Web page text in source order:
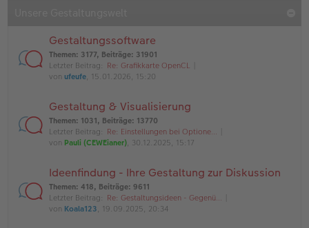
Gestaltungssoftware
Themen: 3177, Beiträge: 31901
Letzter Beitrag: Re: Grafikkarte OpenCL
von ufeufe, 15.01.2026, 15:20
Gestaltung & Visualisierung
Themen: 1031, Beiträge: 13770
Letzter Beitrag: Re: Einstellungen bei Optione…
von Pauli (CEWEianer), 30.12.2025, 15:17
Ideenfindung - Ihre Gestaltung zur Diskussion
Themen: 418, Beiträge: 9611
Letzter Beitrag: Re: Gestaltungsideen - Gegenü…
von Koala123, 19.09.2025, 20:34